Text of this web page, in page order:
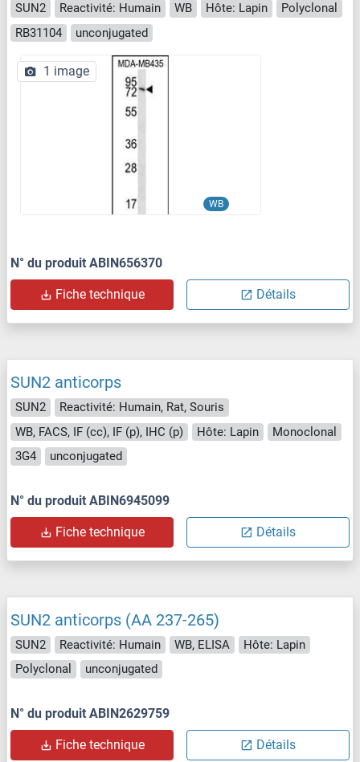
SUN2 Reactivité: Humain WB Hôte: Lapin
Polyclonal
RB31104
unconjugated
WB
1 image
N° du produit ABIN656370
Fiche technique Détails
SUN2 anticorps
SUN2
Reactivité: Humain, Rat, Souris
WB, FACS, IF (cc), IF (p), IHC (p)
Hôte: Lapin
Monoclonal
3G4
unconjugated
N° du produit ABIN6945099
Fiche technique Détails
SUN2 anticorps (AA 237-265)
SUN2 Reactivité: Humain WB, ELISA
Hôte: Lapin
Polyclonal
unconjugated
N° du produit ABIN2629759
Fiche technique Détails